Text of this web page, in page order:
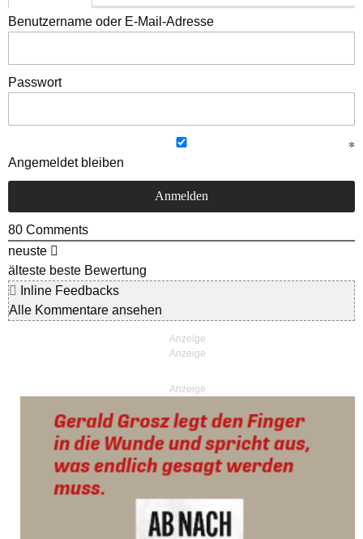
Benutzername oder E-Mail-Adresse
Passwort
Angemeldet bleiben
80 Comments
neuste
älteste beste Bewertung
Inline Feedbacks
Alle Kommentare ansehen
Anzeige